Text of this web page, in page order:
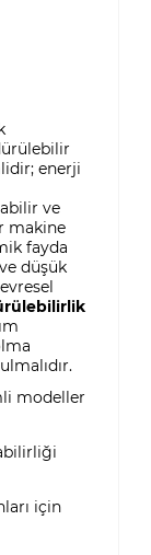
enerji
ve
makine
fayda
düşük
modeller
için